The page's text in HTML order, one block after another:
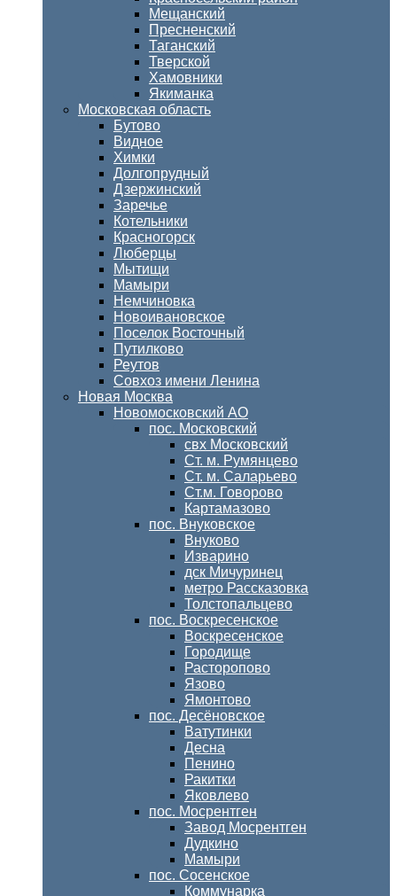
Мещанский
Пресненский
Таганский
Тверской
Хамовники
Якиманка
Московская область
Бутово
Видное
Химки
Долгопрудный
Дзержинский
Заречье
Котельники
Красногорск
Люберцы
Мытищи
Мамыри
Немчиновка
Новоивановское
Поселок Восточный
Путилково
Реутов
Совхоз имени Ленина
Новая Москва
Новомосковский АО
пос. Московский
свх Московский
Ст. м. Румянцево
Ст. м. Саларьево
Ст.м. Говорово
Картамазово
пос. Внуковское
Внуково
Изварино
дск Мичуринец
метро Рассказовка
Толстопальцево
пос. Воскресенское
Воскресенское
Городище
Расторопово
Язово
Ямонтово
пос. Десёновское
Ватутинки
Десна
Пенино
Ракитки
Яковлево
пос. Мосрентген
Завод Мосрентген
Дудкино
Мамыри
пос. Сосенское
Коммунарка